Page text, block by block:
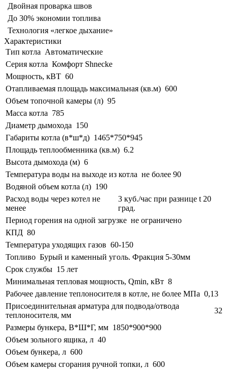
Двойная проварка швов
До 30% экономии топлива
Технология «легкое дыхание»
Характеристики
Тип котла Автоматические
Серия котла Комфорт Shnecke
Мощность, кВТ 60
Отапливаемая площадь максимальная (кв.м) 600
Объем топочной камеры (л) 95
Масса котла 785
Диаметр дымохода 150
Габариты котла (в*ш*д) 1465*750*945
Площадь теплообменника (кв.м) 6.2
Высота дымохода (м) 6
Температура воды на выходе из котла не более 90
Водяной объем котла (л) 190
Расход воды через котел не
менее
3 куб./час при разнице t 20
град.
Период горения на одной загрузке не ограничено
КПД 80
Температура уходящих газов 60-150
Топливо Бурый и каменный уголь. Фракция 5-30мм
Срок службы 15 лет
Минимальная тепловая мощность, Qmin, кВт 8
Рабочее давление теплоносителя в котле, не более МПа 0,13
Присоединительная арматура для подвода/отвода
теплоносителя, мм
32
Размеры бункера, В*Ш*Г, мм 1850*900*900
Объем зольного ящика, л 40
Объем бункера, л 600
Объем камеры сгорания ручной топки, л 600